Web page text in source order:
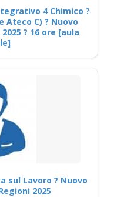
4 Chimico ?
C) ? Nuovo
? 16 ore [aula
sul Lavoro ? Nuovo
2025